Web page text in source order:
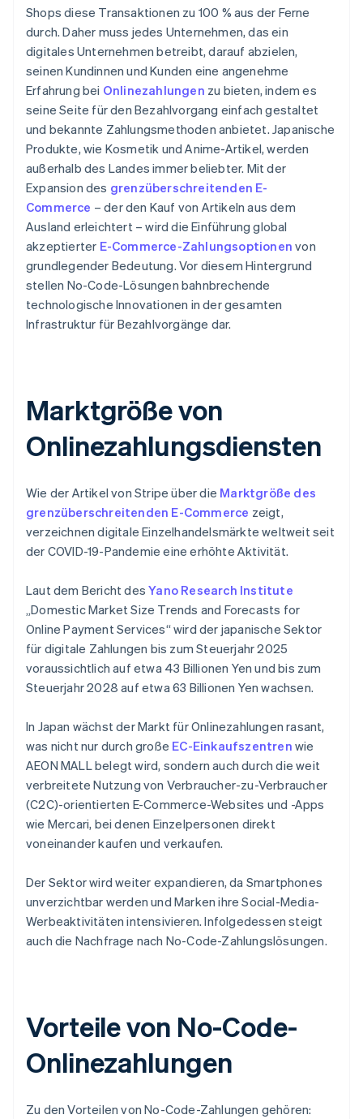
Shops diese Transaktionen zu 100 % aus der Ferne
durch. Daher muss jedes Unternehmen, das ein
digitales Unternehmen betreibt, darauf abzielen,
seinen Kundinnen und Kunden eine angenehme
Erfahrung bei Onlinezahlungen zu bieten, indem es
seine Seite für den Bezahlvorgang einfach gestaltet
und bekannte Zahlungsmethoden anbietet. Japanische
Produkte, wie Kosmetik und Anime-Artikel, werden
außerhalb des Landes immer beliebter. Mit der
Expansion des grenzüberschreitenden E-
Commerce – der den Kauf von Artikeln aus dem
Ausland erleichtert – wird die Einführung global
akzeptierter E-Commerce-Zahlungsoptionen von
grundlegender Bedeutung. Vor diesem Hintergrund
stellen No-Code-Lösungen bahnbrechende
technologische Innovationen in der gesamten
Infrastruktur für Bezahlvorgänge dar.
Marktgröße von
Onlinezahlungsdiensten
Wie der Artikel von Stripe über die Marktgröße des
grenzüberschreitenden E-Commerce zeigt,
verzeichnen digitale Einzelhandelsmärkte weltweit seit
der COVID-19-Pandemie eine erhöhte Aktivität.
Laut dem Bericht desYano Research Institute
„Domestic Market Size Trends and Forecasts for
Online Payment Services“ wird der japanische Sektor
für digitale Zahlungen bis zum Steuerjahr 2025
voraussichtlich auf etwa 43 Billionen Yen und bis zum
Steuerjahr 2028 auf etwa 63 Billionen Yen wachsen.
In Japan wächst der Markt für Onlinezahlungen rasant,
was nicht nur durch große EC-Einkaufszentren wie
AEON MALL belegt wird, sondern auch durch die weit
verbreitete Nutzung von Verbraucher-zu-Verbraucher
(C2C)-orientierten E-Commerce-Websites und -Apps
wie Mercari, bei denen Einzelpersonen direkt
voneinander kaufen und verkaufen.
Der Sektor wird weiter expandieren, da Smartphones
unverzichtbar werden und Marken ihre Social-Media-
Werbeaktivitäten intensivieren. Infolgedessen steigt
auch die Nachfrage nach No-Code-Zahlungslösungen.
Vorteile von No-Code-
Onlinezahlungen
Zu den Vorteilen von No-Code-Zahlungen gehören: